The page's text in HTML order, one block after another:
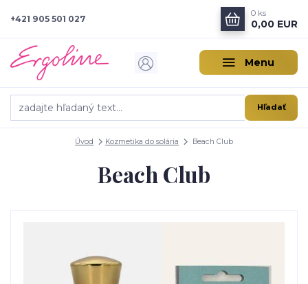
Menu
Hľadať
+421 905 501 027
0 ks
0,00 EUR
Úvod Kozmetika do solária Beach Club
Beach Club